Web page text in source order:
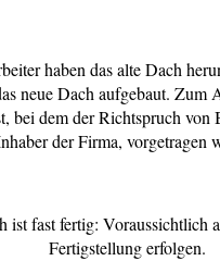
haben das alte Dach
neue Dach aufgebaut. Zum
bei dem der Richtspruch von
der Firma, vorgetragen
ist fast fertig: Voraussichtlich
Fertigstellung erfolgen.